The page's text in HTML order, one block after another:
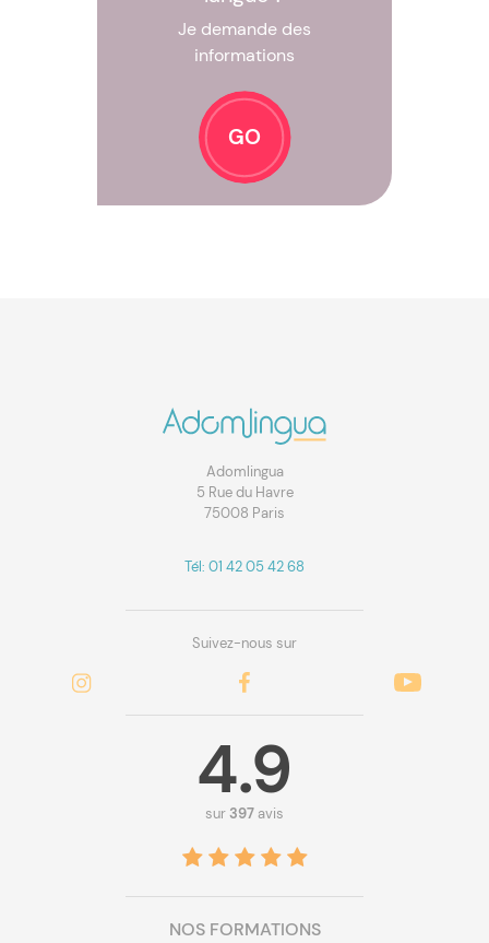
Je demande des
informations
GO
Adomlingua
5 Rue du Havre
75008 Paris
Tél: 01 42 05 42 68
Suivez-nous sur
4.9
sur397 avis
NOS FORMATIONS